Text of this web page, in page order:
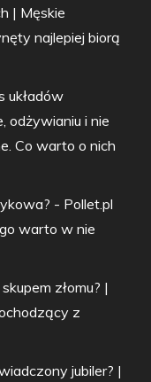
| Męskie
najlepiej biorą
układów
odżywianiu i nie
Co warto o nich
- Pollet.pl
warto w nie
złomu? |
z
jubiler? |